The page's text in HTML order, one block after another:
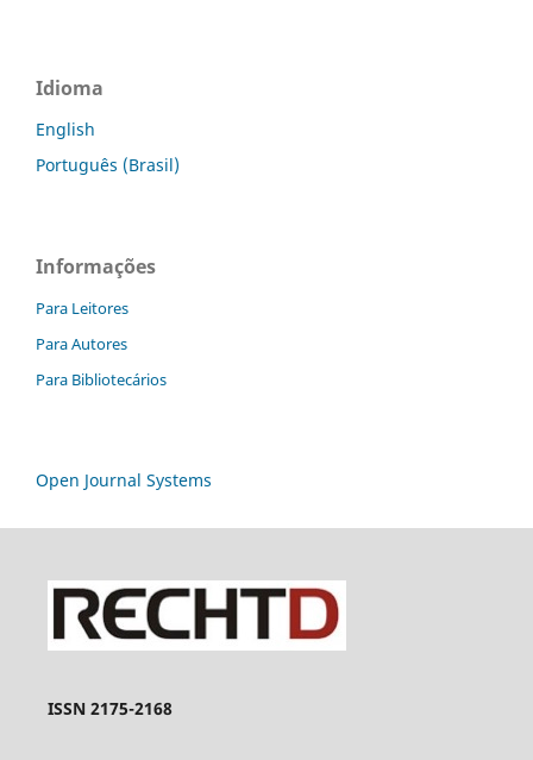
Idioma
English
Português (Brasil)
Informações
Para Leitores
Para Autores
Para Bibliotecários
Open Journal Systems
ISSN 2175-2168